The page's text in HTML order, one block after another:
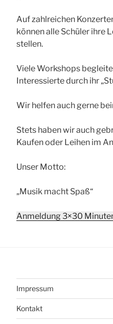
Auf zahlreichen
können alle Schüler ihre
stellen.
Viele Workshops
Interessierte durch ihr
Wir helfen auch gerne
Stets haben wir auch
Kaufen oder Leihen im
Unser Motto:
„Musik macht Spaß“
Anmeldung 3×30
Impressum
Kontakt